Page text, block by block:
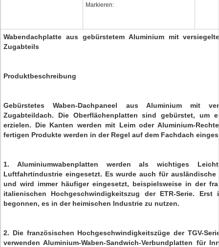
Markieren:
Wabendachplatte aus gebürstetem Aluminium mit
Zugabteils
Produktbeschreibung
Gebürstetes Waben-Dachpaneel aus Aluminium mit
Zugabteildach. Die Oberflächenplatten sind gebürstet, um
erzielen. Die Kanten werden mit Leim oder Aluminium-
fertigen Produkte werden in der Regel auf dem Fachdach
1. Aluminiumwabenplatten werden als wichtiges
Luftfahrtindustrie eingesetzt. Es wurde auch für ausländische
und wird immer häufiger eingesetzt, beispielsweise in der
italienischen Hochgeschwindigkeitszug der ETR-Serie.
begonnen, es in der heimischen Industrie zu nutzen.
2. Die französischen Hochgeschwindigkeitszüge der TGV-
verwenden Aluminium-Waben-Sandwich-Verbundplatten für